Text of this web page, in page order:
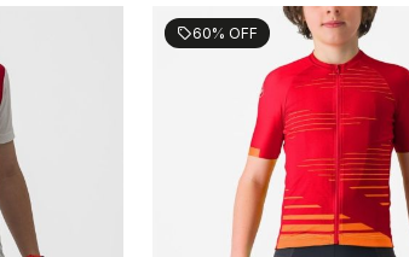
sell60% OFF